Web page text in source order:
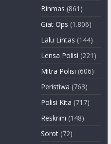
Binmas (861)
Giat Ops (1.806)
Lalu Lintas (144)
Lensa Polisi (221)
Mitra Polisi (606)
Peristiwa (763)
Polisi Kita (717)
Reskrim (148)
Sorot (72)